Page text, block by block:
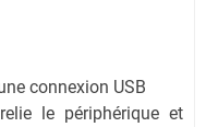
connexion USB
le périphérique et